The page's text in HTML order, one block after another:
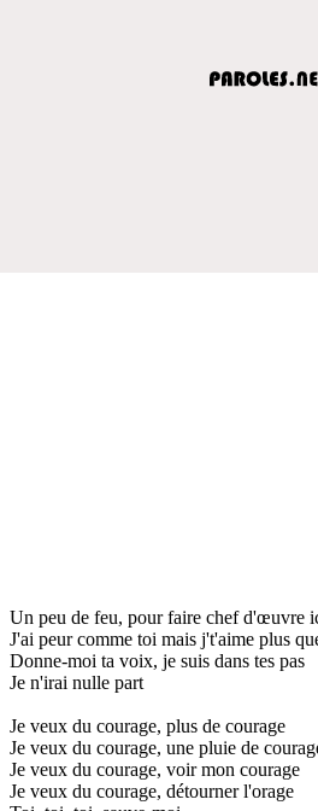
Un peu de feu, pour faire chef d'œuvre
J'ai peur comme toi mais j't'aime plus
Donne-moi ta voix, je suis dans tes pas
Je n'irai nulle part
Je veux du courage, plus de courage
Je veux du courage, une pluie de
Je veux du courage, voir mon courage
Je veux du courage, détourner l'orage